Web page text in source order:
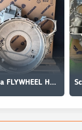
Scania FLYWHEEL HOUSING 2920377